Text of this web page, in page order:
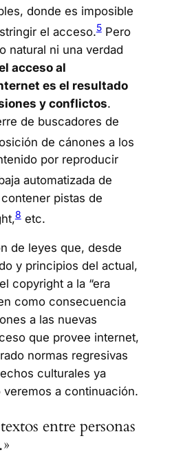
donde es imposible
el acceso.5Pero
natural ni una verdad
acceso al
es el resultado
y conflictos.
de buscadores de
de cánones a los
por reproducir
automatizada de
pistas de
8etc.
de leyes que, desde
y principios del actual,
copyright a la “era
como consecuencia
a las nuevas
que provee internet,
normas regresivas
culturales ya
a continuación.
entre personas